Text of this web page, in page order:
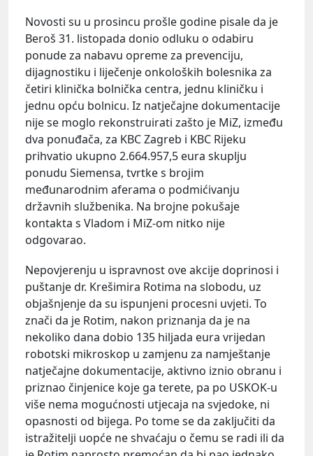
Novosti su u prosincu prošle godine pisale da je
Beroš 31. listopada donio odluku o odabiru
ponude za nabavu opreme za prevenciju,
dijagnostiku i liječenje onkoloških bolesnika za
četiri klinička bolnička centra, jednu kliničku i
jednu opću bolnicu. Iz natječajne dokumentacije
nije se moglo rekonstruirati zašto je MiZ, između
dva ponuđača, za KBC Zagreb i KBC Rijeku
prihvatio ukupno 2.664.957,5 eura skuplju
ponudu Siemensa, tvrtke s brojim
međunarodnim aferama o podmićivanju
državnih službenika. Na brojne pokušaje
kontakta s Vladom i MiZ-om nitko nije
odgovarao.
Nepovjerenju u ispravnost ove akcije doprinosi i
puštanje dr. Krešimira Rotima na slobodu, uz
objašnjenje da su ispunjeni procesni uvjeti. To
znači da je Rotim, nakon priznanja da je na
nekoliko dana dobio 135 hiljada eura vrijedan
robotski mikroskop u zamjenu za namještanje
natječajne dokumentacije, aktivno iznio obranu i
priznao činjenice koje ga terete, pa po USKOK-u
više nema mogućnosti utjecaja na svjedoke, ni
opasnosti od bijega. Po tome se da zaključiti da
istražitelji uopće ne shvaćaju o čemu se radi ili da